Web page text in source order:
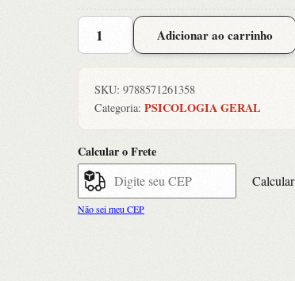
Obras
Reunidas
Klein
quantidade
Adicionar ao carrinho
SKU: 9788571261358
Categoria: PSICOLOGIA GERAL
Calcular o Frete
Calcular
Não sei meu CEP